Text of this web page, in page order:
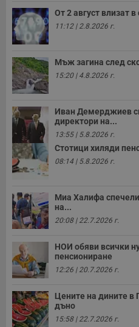
От 2 август влизат
11:12 | 2.8.2026 г.
Мъж загина след
15:20 | 4.8.2026 г.
Иван Демерджиев
директори на...
13:55 | 5.8.2026 г.
Стотици хиляди
08:14 | 5.8.2026 г.
Миа Халифа
на...
20:08 | 22.7.2026 г.
НОИ обяви всички
пенсиониране
12:26 | 20.7.2026 г.
Цените на дините в
дъно
15:58 | 22.7.2026 г.